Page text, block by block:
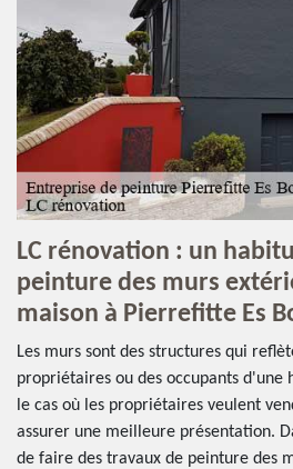
LC rénovation : un
peinture des murs
maison à Pierrefitte Es
Les murs sont des structures qui
propriétaires ou des occupants d'une
le cas où les propriétaires veulent
assurer une meilleure présentation.
de faire des travaux de peinture des